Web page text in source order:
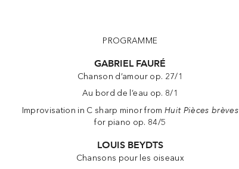
PROGRAMME
GABRIEL FAURÉ
Chanson d’amour op. 27/1
Au bord de l’eau op. 8/1
Improvisation in C sharp minor from Huit Pièces brèves
for piano op. 84/5
LOUIS BEYDTS
Chansons pour les oiseaux